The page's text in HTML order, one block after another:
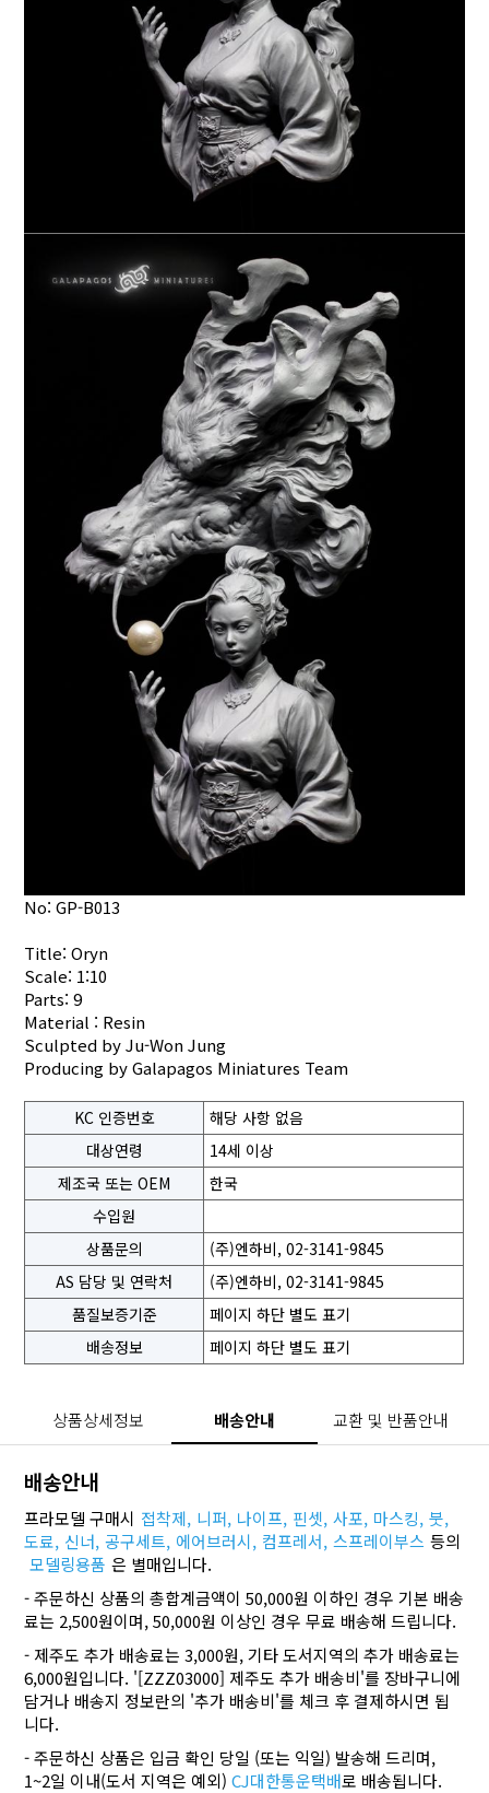
No: GP-B013
Title: Oryn
Scale: 1:10
Parts: 9
Material : Resin
Sculpted by Ju-Won Jung
Producing by Galapagos Miniatures Team
KC 인증번호
해당 사항 없음
대상연령
14세 이상
제조국 또는 OEM
한국
수입원
상품문의
(주)엔하비, 02-3141-9845
AS 담당 및 연락처
(주)엔하비, 02-3141-9845
품질보증기준
페이지 하단 별도 표기
배송정보
페이지 하단 별도 표기
상품상세정보 배송안내 교환 및 반품안내
배송안내
프라모델 구매시 접착제, 니퍼, 나이프, 핀셋, 사포, 마스킹, 붓,
도료, 신너, 공구세트, 에어브러시, 컴프레서, 스프레이부스 등의
모델링용품 은 별매입니다.
- 주문하신 상품의 총합계금액이 50,000원 이하인 경우 기본 배송
료는 2,500원이며, 50,000원 이상인 경우 무료 배송해 드립니다.
- 제주도 추가 배송료는 3,000원, 기타 도서지역의 추가 배송료는
6,000원입니다. '[ZZZ03000] 제주도 추가 배송비'를 장바구니에
담거나 배송지 정보란의 '추가 배송비'를 체크 후 결제하시면 됩
니다.
- 주문하신 상품은 입금 확인 당일 (또는 익일) 발송해 드리며,
1~2일 이내(도서 지역은 예외)CJ대한통운택배로 배송됩니다.